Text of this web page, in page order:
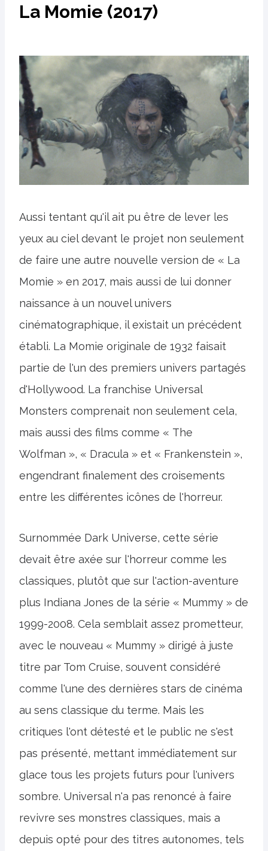
La Momie (2017)
Aussi tentant qu'il ait pu être de lever les
yeux au ciel devant le projet non seulement
de faire une autre nouvelle version de « La
Momie » en 2017, mais aussi de lui donner
naissance à un nouvel univers
cinématographique, il existait un précédent
établi. La Momie originale de 1932 faisait
partie de l'un des premiers univers partagés
d'Hollywood. La franchise Universal
Monsters comprenait non seulement cela,
mais aussi des films comme « The
Wolfman », « Dracula » et « Frankenstein »,
engendrant finalement des croisements
entre les différentes icônes de l'horreur.
Surnommée Dark Universe, cette série
devait être axée sur l'horreur comme les
classiques, plutôt que sur l'action-aventure
plus Indiana Jones de la série « Mummy » de
1999-2008. Cela semblait assez prometteur,
avec le nouveau « Mummy » dirigé à juste
titre par Tom Cruise, souvent considéré
comme l'une des dernières stars de cinéma
au sens classique du terme. Mais les
critiques l'ont détesté et le public ne s'est
pas présenté, mettant immédiatement sur
glace tous les projets futurs pour l'univers
sombre. Universal n'a pas renoncé à faire
revivre ses monstres classiques, mais a
depuis opté pour des titres autonomes, tels